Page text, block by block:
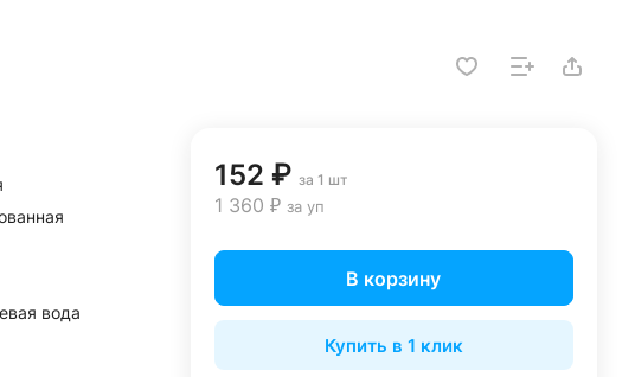
вода
152 ₽ за 1 шт
1 360 ₽ за уп
В корзину
Купить в 1 клик